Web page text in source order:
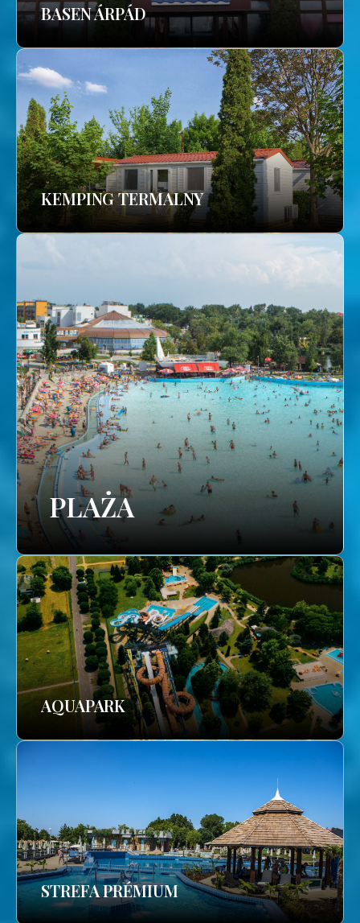
BASEN ÁRPÁD
KEMPING TERMALNY
PLAŻA
AQUAPARK
STREFA PRÉMIUM